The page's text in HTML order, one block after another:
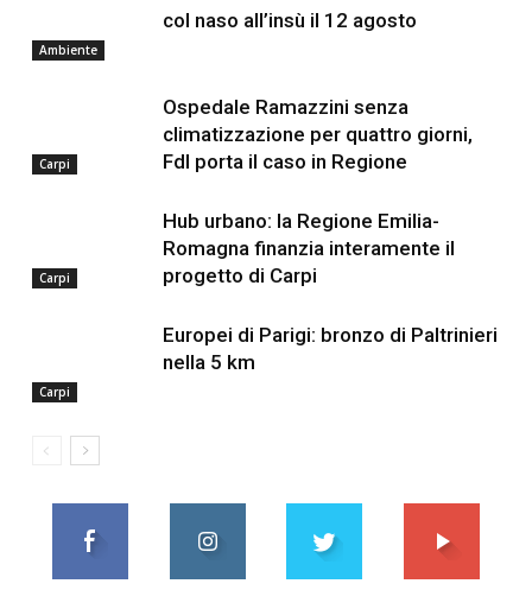
Ambiente
col naso all’insù il 12 agosto
Carpi
Ospedale Ramazzini senza
climatizzazione per quattro giorni,
FdI porta il caso in Regione
Carpi
Hub urbano: la Regione Emilia-
Romagna finanzia interamente il
progetto di Carpi
Carpi
Europei di Parigi: bronzo di Paltrinieri
nella 5 km